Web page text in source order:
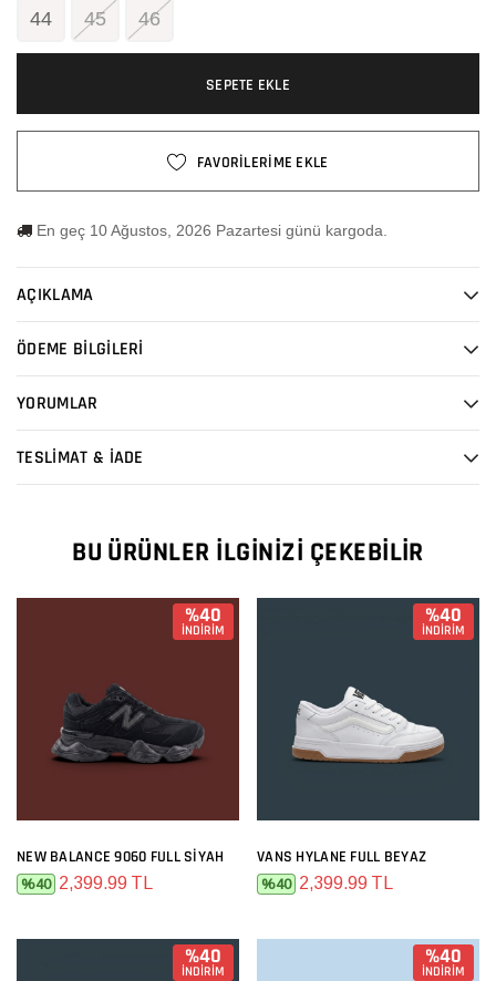
44 45 46
SEPETE EKLE
FAVORİLERİME EKLE
En geç 10 Ağustos, 2026 Pazartesi günü kargoda.
AÇIKLAMA
ÖDEME BİLGİLERİ
YORUMLAR
TESLİMAT & İADE
BU ÜRÜNLER İLGINIZI ÇEKEBILIR
%40
İNDİRİM
NEW BALANCE 9060 FULL SIYAH
%40 2,399.99 TL
%40
İNDİRİM
VANS HYLANE FULL BEYAZ
%40 2,399.99 TL
%40
İNDİRİM
%40
İNDİRİM